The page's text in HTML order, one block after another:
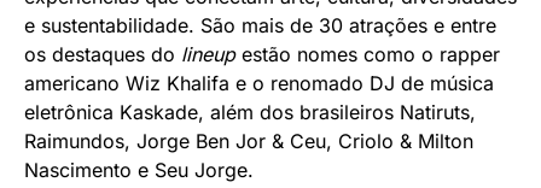
e sustentabilidade. São mais de 30 atrações e entre
os destaques do lineupestão nomes como o rapper
americano Wiz Khalifa e o renomado DJ de música
eletrônica Kaskade, além dos brasileiros Natiruts,
Raimundos, Jorge Ben Jor & Ceu, Criolo & Milton
Nascimento e Seu Jorge.